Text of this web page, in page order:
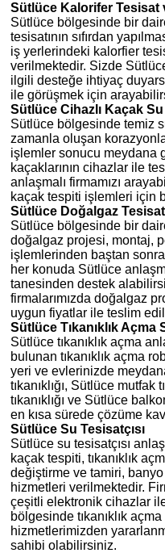
Sütlüce Kalorifer Tesisat
Sütlüce bölgesinde bir
tesisatının sıfırdan
iş yerlerindeki kalorfier
verilmektedir. Sizde
ilgili desteğe ihtiyaç
ile görüşmek için
Sütlüce Cihazlı Kaçak
Sütlüce bölgesinde temiz
zamanla oluşan
işlemler sonucu meydana
kaçaklarının cihazlar ile
anlaşmalı firmamızı
kaçak tespiti işlemleri için
Sütlüce Doğalgaz
Sütlüce bölgesinde bir
doğalgaz projesi, montaj,
işlemlerinden baştan
her konuda Sütlüce
tanesinden destek
firmalarımızda doğalgaz
uygun fiyatlar ile teslim
Sütlüce Tıkanıklık Açma
Sütlüce tıkanıklık açma
bulunan tıkanıklık açma
yeri ve evlerinizde
tıkanıklığı, Sütlüce mutfak
tıkanıklığı ve Sütlüce
en kısa sürede çözüme
Sütlüce Su Tesisatçısı
Sütlüce su tesisatçısı
kaçak tespiti, tıkanıklık
değiştirme ve tamiri,
hizmetleri verilmektedir.
çeşitli elektronik cihazlar
bölgesinde tıkanıklık
hizmetlerimizden
sahibi olabilirsiniz.